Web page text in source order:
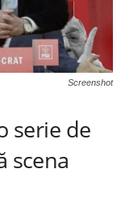
Screenshot
serie de
scena